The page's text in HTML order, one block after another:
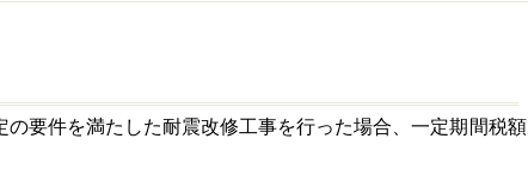
の要件を満たした耐震改修工事を行った場合、一定期間税額